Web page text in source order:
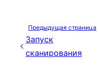
Предыдущая страница
Запуск
сканирования